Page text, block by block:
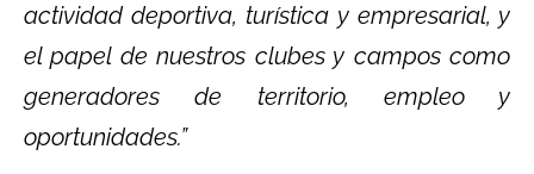
actividad deportiva, turística y empresarial, y
el papel de nuestros clubes y campos como
generadores de territorio, empleo y
oportunidades.”